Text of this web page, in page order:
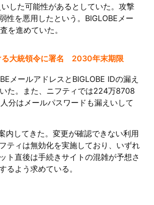
した可能性があるとしていた。攻撃
性を悪用したという。BIGLOBEメー
を進めていた。
る大統領令に署名 2030年末期限
メールアドレスとBIGLOBE IDの漏え
た。また、ニフティでは224万8708
分はメールパスワードも漏えいして
内してきた。変更が確認できない利用
ティは無効化を実施しており、いずれ
ト直後は手続きサイトの混雑が予想さ
よう求めている。